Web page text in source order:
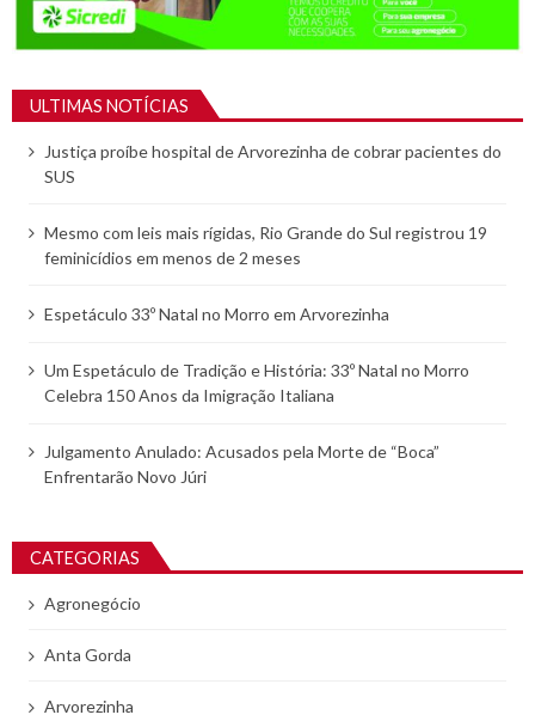
ULTIMAS NOTÍCIAS
Justiça proíbe hospital de Arvorezinha de cobrar pacientes do
SUS
Mesmo com leis mais rígidas, Rio Grande do Sul registrou 19
feminicídios em menos de 2 meses
Espetáculo 33º Natal no Morro em Arvorezinha
Um Espetáculo de Tradição e História: 33º Natal no Morro
Celebra 150 Anos da Imigração Italiana
Julgamento Anulado: Acusados pela Morte de “Boca”
Enfrentarão Novo Júri
CATEGORIAS
Agronegócio
Anta Gorda
Arvorezinha